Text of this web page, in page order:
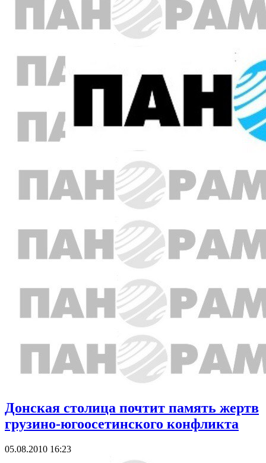
Донская столица почтит память жертв
грузино-югоосетинского конфликта
05.08.2010 16:23